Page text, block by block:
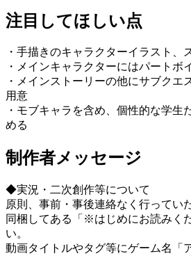
注目してほしい点
・手描きのキャラクターイラスト、
・メインキャラクターにはパートボ
・メインストーリーの他にサブクエ
用意
・モブキャラを含め、個性的な学生
める
制作者メッセージ
◆実況・二次創作等について
原則、事前・事後連絡なく行ってい
同梱してある「※はじめにお読みく
い。
動画タイトルやタグ等にゲーム名「